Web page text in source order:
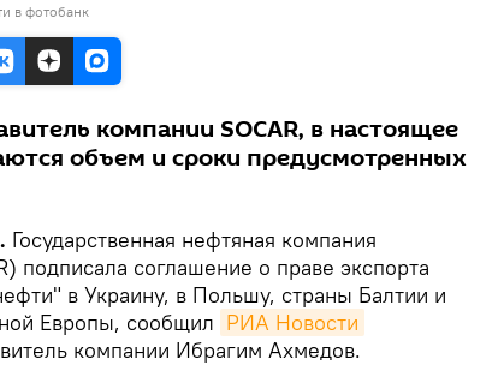
в фотобанк
компании SOCAR, в настоящее
объем и сроки предусмотренных
Государственная нефтяная компания
подписала соглашение о праве экспорта
в Украину, в Польшу, страны Балтии и
Европы, сообщил РИА Новости
компании Ибрагим Ахмедов.